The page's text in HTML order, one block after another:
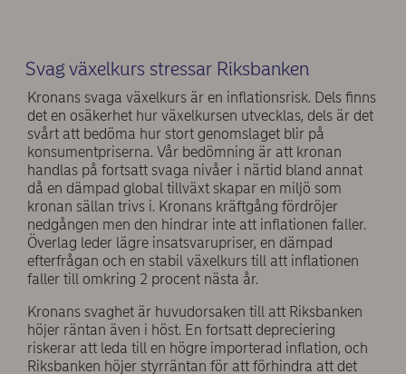
Svag växelkurs stressar Riksbanken
Kronans svaga växelkurs är en inflationsrisk. Dels finns
det en osäkerhet hur växelkursen utvecklas, dels är det
svårt att bedöma hur stort genomslaget blir på
konsumentpriserna. Vår bedömning är att kronan
handlas på fortsatt svaga nivåer i närtid bland annat
då en dämpad global tillväxt skapar en miljö som
kronan sällan trivs i. Kronans kräftgång fördröjer
nedgången men den hindrar inte att inflationen faller.
Överlag leder lägre insatsvarupriser, en dämpad
efterfrågan och en stabil växelkurs till att inflationen
faller till omkring 2 procent nästa år.
Kronans svaghet är huvudorsaken till att Riksbanken
höjer räntan även i höst. En fortsatt depreciering
riskerar att leda till en högre importerad inflation, och
Riksbanken höjer styrräntan för att förhindra att det